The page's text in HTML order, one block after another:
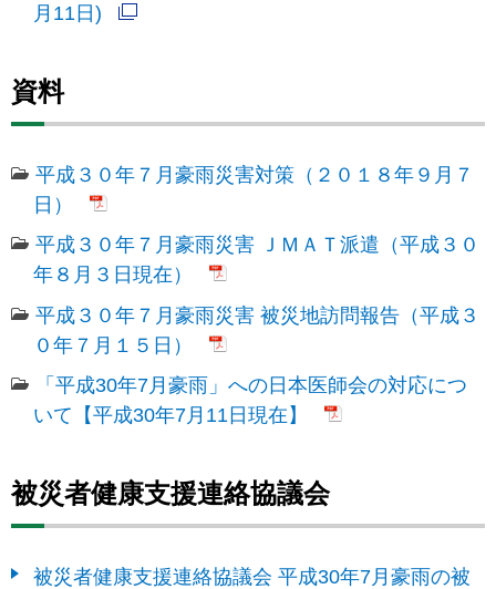
月11日)
資料
平成３０年７月豪雨災害対策（２０１８年９月７
日）
平成３０年７月豪雨災害 ＪＭＡＴ派遣（平成３０
年８月３日現在）
平成３０年７月豪雨災害 被災地訪問報告（平成３
０年７月１５日）
「平成30年7月豪雨」への日本医師会の対応につ
いて【平成30年7月11日現在】
被災者健康支援連絡協議会
被災者健康支援連絡協議会 平成30年7月豪雨の被